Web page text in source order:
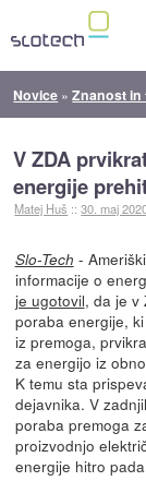
Novice »Znanost
V ZDA
energije
Matej Huš ::30. maj
Slo-Tech -
informacije o
je ugotovil, da je v
poraba energije,
iz premoga,
za energijo iz
K temu sta
dejavnika. V
poraba premoga
proizvodnjo
energije hitro